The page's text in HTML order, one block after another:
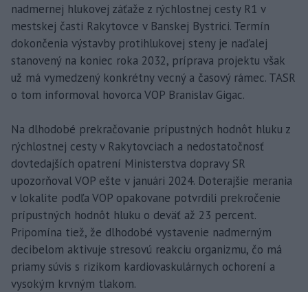
nadmernej hlukovej záťaže z rýchlostnej cesty R1 v
mestskej časti Rakytovce v Banskej Bystrici. Termín
dokončenia výstavby protihlukovej steny je naďalej
stanovený na koniec roka 2032, príprava projektu však
už má vymedzený konkrétny vecný a časový rámec. TASR
o tom informoval hovorca VOP Branislav Gigac.
Na dlhodobé prekračovanie prípustných hodnôt hluku z
rýchlostnej cesty v Rakytovciach a nedostatočnosť
dovtedajších opatrení Ministerstva dopravy SR
upozorňoval VOP ešte v januári 2024. Doterajšie merania
v lokalite podľa VOP opakovane potvrdili prekročenie
prípustných hodnôt hluku o deväť až 23 percent.
Pripomína tiež, že dlhodobé vystavenie nadmerným
decibelom aktivuje stresovú reakciu organizmu, čo má
priamy súvis s rizikom kardiovaskulárnych ochorení a
vysokým krvným tlakom.